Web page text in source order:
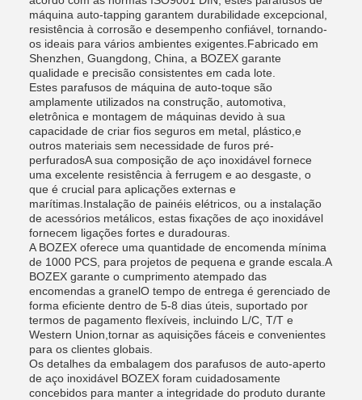
máquina auto-tapping garantem durabilidade excepcional,
resistência à corrosão e desempenho confiável, tornando-
os ideais para vários ambientes exigentes.Fabricado em
Shenzhen, Guangdong, China, a BOZEX garante
qualidade e precisão consistentes em cada lote.
Estes parafusos de máquina de auto-toque são
amplamente utilizados na construção, automotiva,
eletrônica e montagem de máquinas devido à sua
capacidade de criar fios seguros em metal, plástico,e
outros materiais sem necessidade de furos pré-
perfuradosA sua composição de aço inoxidável fornece
uma excelente resistência à ferrugem e ao desgaste, o
que é crucial para aplicações externas e
marítimas.Instalação de painéis elétricos, ou a instalação
de acessórios metálicos, estas fixações de aço inoxidável
fornecem ligações fortes e duradouras.
A BOZEX oferece uma quantidade de encomenda mínima
de 1000 PCS, para projetos de pequena e grande escala.A
BOZEX garante o cumprimento atempado das
encomendas a granelO tempo de entrega é gerenciado de
forma eficiente dentro de 5-8 dias úteis, suportado por
termos de pagamento flexíveis, incluindo L/C, T/T e
Western Union,tornar as aquisições fáceis e convenientes
para os clientes globais.
Os detalhes da embalagem dos parafusos de auto-aperto
de aço inoxidável BOZEX foram cuidadosamente
concebidos para manter a integridade do produto durante